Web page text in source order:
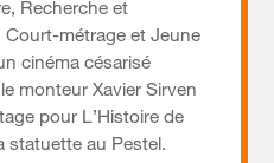
Recherche et
métrage et Jeune
cinéma césarisé
monteur Xavier Sirven
pour L’Histoire de
statuette au Pestel.